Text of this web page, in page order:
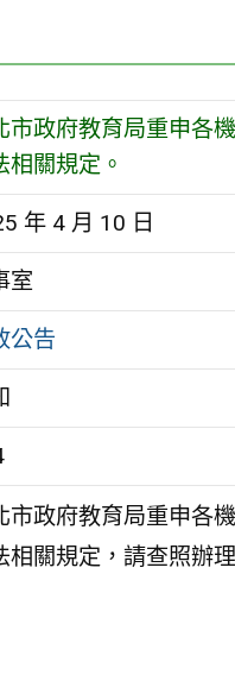
市政府教育局重申各
相關規定。
年 4 月 10 日
室
公告
市政府教育局重申各
相關規定，請查照辦理